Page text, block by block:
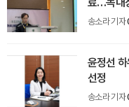
송소라 기자
윤정선
선정
송소라 기자